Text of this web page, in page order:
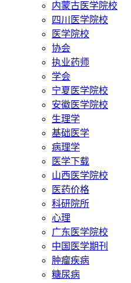
内蒙古医学院校
四川医学院校
医学院校
协会
执业药师
学会
宁夏医学院校
安徽医学院校
生理学
基础医学
病理学
医学下载
山西医学院校
医药价格
科研院所
心理
广东医学院校
中国医学期刊
肿瘤疾病
糖尿病